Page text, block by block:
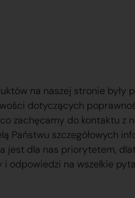
na naszej stronie były
dotyczących
zachęcamy do kontaktu z
Państwu szczegółowych
jest dla nas priorytetem,
odpowiedzi na wszelkie